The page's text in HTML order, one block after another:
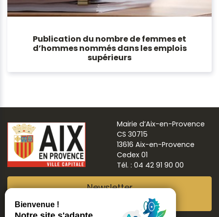
Publication du nombre de femmes et
d’hommes nommés dans les emplois
supérieurs
Mairie d’Aix-en-Provence
CS 30715
13616 Aix-en-Provence
Cedex 01
Tél. : 04 42 91 90 00
Newsletter